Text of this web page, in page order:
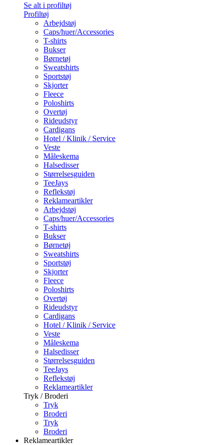
Se alt i profiltøj
Profiltøj
Arbejdstøj
Caps/huer/Accessories
T-shirts
Bukser
Børnetøj
Sweatshirts
Sportstøj
Skjorter
Fleece
Poloshirts
Overtøj
Rideudstyr
Cardigans
Hotel / Klinik / Service
Veste
Måleskema
Halsedisser
Størrelsesguiden
TeeJays
Reflekstøj
Reklameartikler
Arbejdstøj
Caps/huer/Accessories
T-shirts
Bukser
Børnetøj
Sweatshirts
Sportstøj
Skjorter
Fleece
Poloshirts
Overtøj
Rideudstyr
Cardigans
Hotel / Klinik / Service
Veste
Måleskema
Halsedisser
Størrelsesguiden
TeeJays
Reflekstøj
Reklameartikler
Tryk / Broderi
Tryk
Broderi
Tryk
Broderi
Reklameartikler